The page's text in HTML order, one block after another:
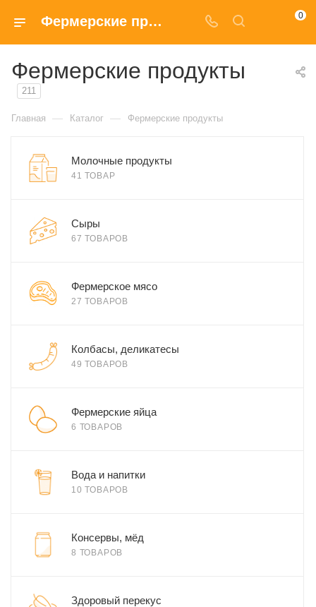
Фермерские продукты купить с доставкой на дом в Москве 0
Фермерские продукты
211
Главная — Каталог — Фермерские продукты
Молочные продукты
41 ТОВАР
Сыры
67 ТОВАРОВ
Фермерское мясо
27 ТОВАРОВ
Колбасы, деликатесы
49 ТОВАРОВ
Фермерские яйца
6 ТОВАРОВ
Вода и напитки
10 ТОВАРОВ
Консервы, мёд
8 ТОВАРОВ
Здоровый перекус